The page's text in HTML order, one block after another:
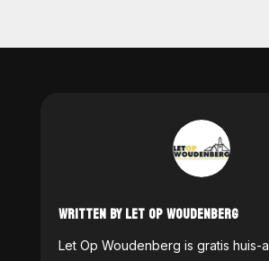
WRITTEN BY LET OP WOUDENBERG
Let Op Woudenberg is gratis huis-